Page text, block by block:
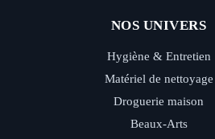
NOS UNIVERS
Hygiène & Entretien
Matériel de nettoyage
Droguerie maison
Beaux-Arts